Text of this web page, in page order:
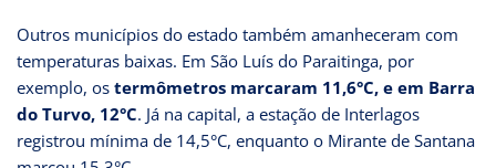
Outros municípios do estado também amanheceram com
temperaturas baixas. Em São Luís do Paraitinga, por
exemplo, os termômetros marcaram 11,6°C, e em Barra
do Turvo, 12°C. Já na capital, a estação de Interlagos
registrou mínima de 14,5°C, enquanto o Mirante de Santana